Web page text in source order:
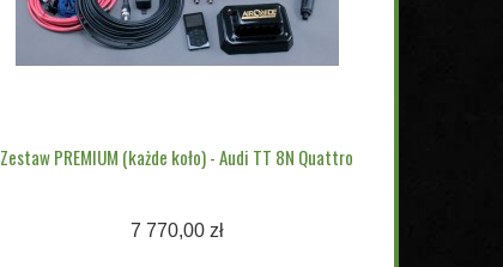
Zestaw PREMIUM (każde koło) - Audi TT 8N Quattro
7 770,00 zł